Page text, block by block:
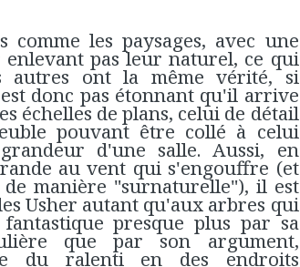
comme les paysages, avec une
pas leur naturel, ce qui
ont la même vérité, si
donc pas étonnant qu'il arrive
échelles de plans, celui de détail
pouvant être collé à celui
d'une salle. Aussi, en
au vent qui s'engouffre (et
manière "surnaturelle"), il est
Usher autant qu'aux arbres qui
presque plus par sa
que par son argument,
du ralenti en des endroits